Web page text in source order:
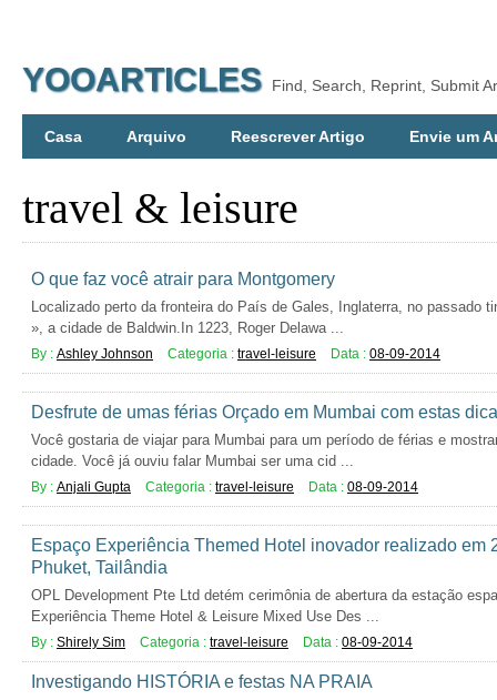
YOOARTICLES Find, Search, Reprint, Submit
Casa Arquivo Reescrever Artigo Envie um
travel & leisure
O que faz você atrair para Montgomery
Localizado perto da fronteira do País de Gales, Inglaterra, no passado
», a cidade de Baldwin.In 1223, Roger Delawa ...
By : Ashley Johnson Categoria : travel-leisure Data : 08-09-2014
Desfrute de umas férias Orçado em Mumbai com estas
Você gostaria de viajar para Mumbai para um período de férias e
cidade. Você já ouviu falar Mumbai ser uma cid ...
By : Anjali Gupta Categoria : travel-leisure Data : 08-09-2014
Espaço Experiência Themed Hotel inovador realizado em
Phuket, Tailândia
OPL Development Pte Ltd detém cerimônia de abertura da estação
Experiência Theme Hotel & Leisure Mixed Use Des ...
By : Shirely Sim Categoria : travel-leisure Data : 08-09-2014
Investigando HISTÓRIA e festas NA PRAIA